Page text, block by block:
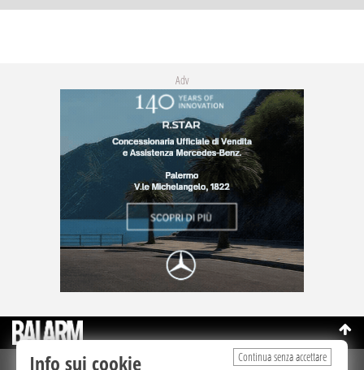
Adv
Continua senza accettare
Info sui cookie